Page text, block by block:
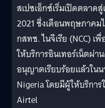
สเปซเอ็กซ์เริ่มเปิดตลาด
2021 ซึ่งเดือนพฤษภาคม
กสทช. ไนจีเรีย (NCC)
ให้บริการอินเทอร์เน็ตผ่า
อนุญาตเรียบร้อยแล้วใน
Nigeria โดยมีผู้ให้บริกา
Airtel